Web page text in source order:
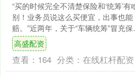
“买的时候完全不清楚保险和‘统筹’有
别！业务员说这么买便宜，出事也能
赔。”近两年，关于“车辆统筹”冒充保
的报道屡见报端。市场苦统筹久矣，如
今，监管终于出手....
高盛配资
查看： 164 分类： 在线杠杆配资